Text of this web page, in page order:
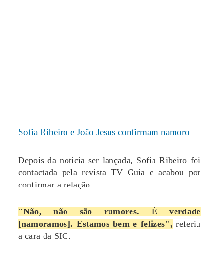
Sofia Ribeiro e João Jesus confirmam namoro
Depois da noticia ser lançada, Sofia Ribeiro foi
contactada pela revista TV Guia e acabou por
confirmar a relação.
"Não, não são rumores. É verdade
[namoramos]. Estamos bem e felizes", referiu
a cara da SIC.